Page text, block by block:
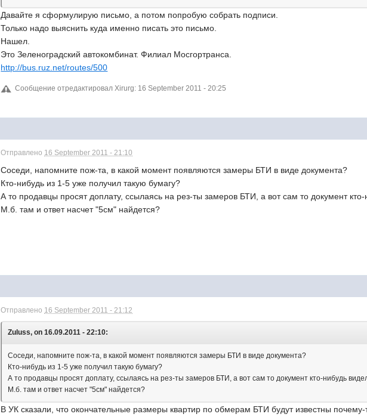
Давайте я сформулирую письмо, а потом попробую собрать подписи.
Только надо выяснить куда именно писать это письмо.
Нашел.
Это Зеленоградский автокомбинат. Филиал Мосгортранса.
http://bus.ruz.net/routes/500
Сообщение отредактировал Xirurg: 16 September 2011 - 20:25
Отправлено 16 September 2011 - 21:10
Соседи, напомните пож-та, в какой момент появляются замеры БТИ в виде документа?
Кто-нибудь из 1-5 уже получил такую бумагу?
А то продавцы просят доплату, ссылаясь на рез-ты замеров БТИ, а вот сам то документ
М.б. там и ответ насчет "5см" найдется?
Отправлено 16 September 2011 - 21:12
Zuluss, on 16.09.2011 - 22:10:
Соседи, напомните пож-та, в какой момент появляются замеры БТИ в виде документа?
Кто-нибудь из 1-5 уже получил такую бумагу?
А то продавцы просят доплату, ссылаясь на рез-ты замеров БТИ, а вот сам то документ кто-нибудь
М.б. там и ответ насчет "5см" найдется?
В УК сказали, что окончательные размеры квартир по обмерам БТИ будут известны почему-